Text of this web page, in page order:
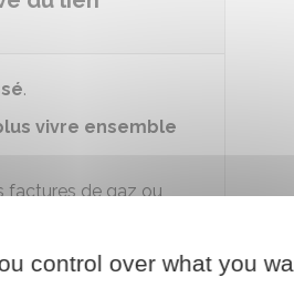
.
vivre ensemble
factures de gaz ou
de
control over what you